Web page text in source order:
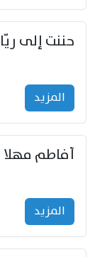
المزید
المزید